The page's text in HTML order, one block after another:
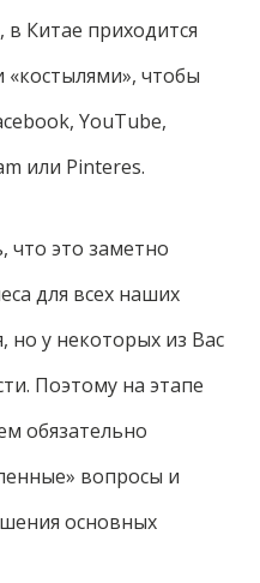
Китае приходится
чтобы
YouTube,
или Pinteres.
это заметно
для всех наших
но у некоторых из Вас
Поэтому на этапе
обязательно
вопросы и
основных